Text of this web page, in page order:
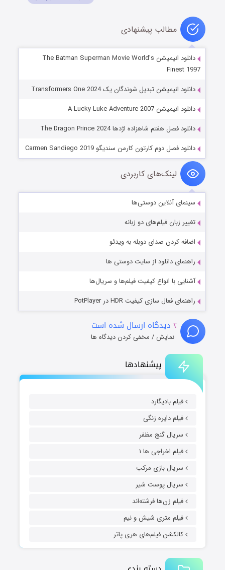
پیشنهادها
فیلم بادیگارد
فیلم دایره زنگی
سریال گنج مظفر
فیلم اخراجی ها ۱
سریال بازی مرکب
سریال پوست شیر
فیلم زن‌ها فرشته‌اند
فیلم متری شیش و نیم
کالکشن فیلم‌های هری پاتر
مطالب پیشنهادی
دانلود انیمیشن The Batman Superman Movie World’s
Finest 1997
دانلود انیمیشن تبدیل شوندگان یک Transformers One 2024
دانلود انیمیشن A Lucky Luke Adventure 2007
دانلود فصل هفتم شاهزاده اژدها The Dragon Prince 2024
دانلود فصل دوم کارتون کارمن سندیگو Carmen Sandiego 2019
لینک‌های کاربردی
سینمای آنلاین دوستی‌ها
تغییر زبان فیلم‌های دو زبانه
اضافه کردن صدای دوبله به ویدئو
راهنمای دانلود از سایت دوستی ها
آشنایی با انواع کیفیت فیلم‌ها و سریال‌ها
راهنمای فعال سازی کیفیت HDR در PotPlayer
۲ دیدگاه ارسال شده است
نمایش / مخفی کردن دیدگاه ها